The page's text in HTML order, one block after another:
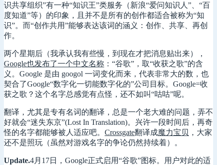
识共享组织”有一种“知识王”类服务（新浪“爱问知识人”、“百
度知道”等）的印象，且并不是所有的创作都适合被称为“知
识”。而“创作共用”能够表达该词的涵义：创作、共享、再创
作。
两个星期后（我承认我有些慢，到现在才把消息贴出来），
Google也发布了一个中文名称 ：“谷歌”，取“收获之歌”的含
义。Google 是由 googol 一词变化而来，代表非常大的数，也
契合了Google“数字化一切能数字化的”公司目标。Google=收
获之歌？这个名字总感觉有点怪，还不如叫“咕咕”呢。
翻译，尤其是专有名词的翻译，总是一个老大难的问题，弄不
好就会“迷失东京”(Lost In Translation)。兴许一段时间后，再奇
怪的名字都能够被人适应吧。 Crossgate翻译成魔力宝贝 ，大家
还不是照玩（虽然对游戏名字的争论仍然持续着）。
Update.4月17日，Google正式启用“谷歌”图标。用户对此的适